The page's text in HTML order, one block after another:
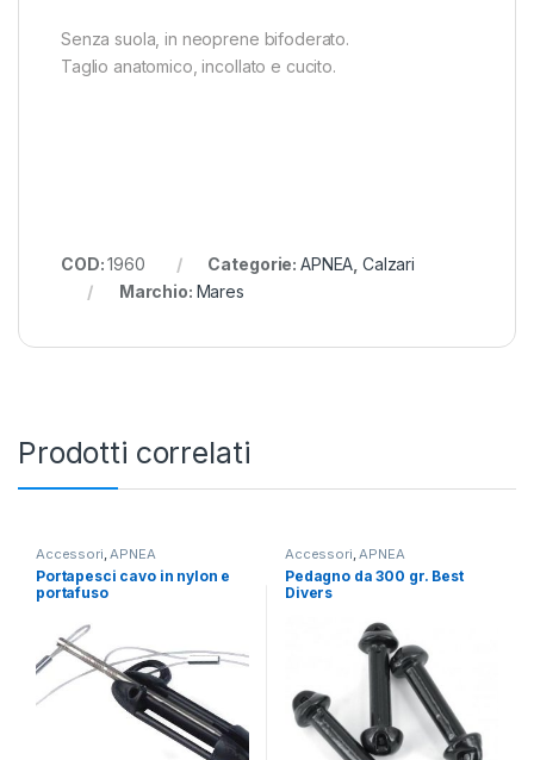
Senza suola, in neoprene bifoderato.
Taglio anatomico, incollato e cucito.
COD:1960 Categorie: APNEA Calzari
Marchio: Mares
Prodotti correlati
Accessori,APNEA
Portapesci cavo in nylon e
portafuso
Accessori,APNEA
Pedagno da 300 gr. Best
Divers